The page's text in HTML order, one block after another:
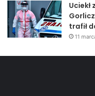
Uciekł
trafił
11